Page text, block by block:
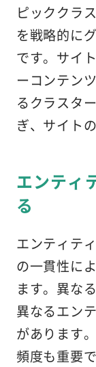
ピッククラ
を戦略的に
です。サイ
ーコンテン
るクラスタ
ぎ、サイト
エンティ
る
エンティテ
の一貫性に
ます。異な
異なるエン
があります
頻度も重要